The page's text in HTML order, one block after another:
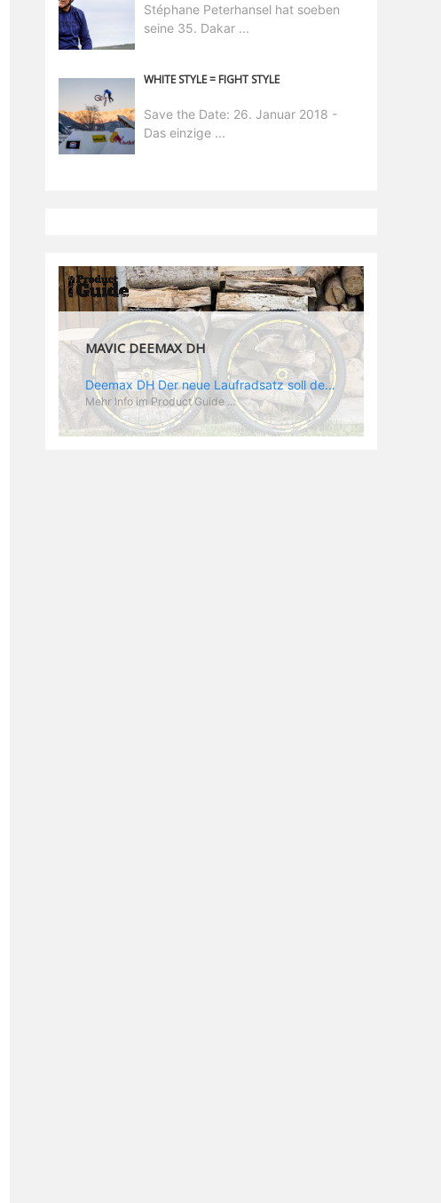
Stéphane Peterhansel hat soeben
seine 35. Dakar ...
WHITE STYLE = FIGHT STYLE
Save the Date: 26. Januar 2018 -
Das einzige ...
MAVIC DEEMAX PRO
Deemax Pro Schuh Vielleicht fragt ihr euch, was ein Schuh mit Deemax zu tun hat? Nun, hier spielt vor allem der Einsatzzweck eine Rolle: Deemax steht für Gravity pur und dafür ist auch der neue Schuh gedacht, der vor allem den Ideen von Downhill Legende Fabien Barel entspricht. Der Schuh soll ganz der Deemax Philosophie entsprechen: kompromisslose Funktion, effizient und hoher Komfort standen auf der Wunschliste von Fabien. Und das kam dabei heraus: - die neue „Energy Grip AM“ Sohle bietet maximale Stabilität und optimalen Grip auf dem Pedal. - die „Ergo Fit“ Innensohle soll super hohen Komfort bieten und optimal sitzen und zwar den ganzen Tag lang. - eine 3D-Mesch-Konstruktion soll den Fuß belüften und sowohl bei Sonne also auch unter kühlen Bedingungen für optimales Fußklima sorgen - die Assymetrische Konstruktion mit höherem Seitenteil innen soll den Knöchel optimal schützen - extra Schutz für die Zehen und die Fersen
Mehr Info im Product Guide ...